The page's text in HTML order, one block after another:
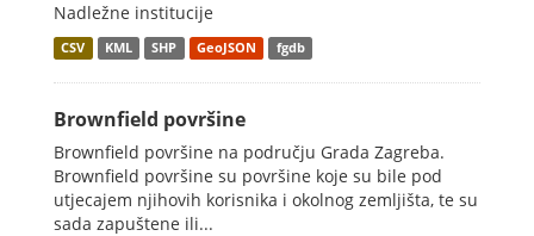
Nadležne institucije
CSV KML SHP GeoJSON fgdb
Brownfield površine
Brownfield površine na području Grada Zagreba.
Brownfield površine su površine koje su bile pod
utjecajem njihovih korisnika i okolnog zemljišta, te su
sada zapuštene ili...